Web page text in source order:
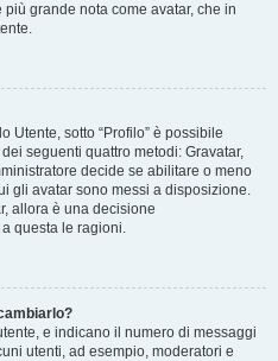
più grande nota come avatar, che in
Utente, sotto “Profilo” è possibile
seguenti quattro metodi: Gravatar,
decide se abilitare o meno
gli avatar sono messi a disposizione.
allora è una decisione
questa le ragioni.
e indicano il numero di messaggi
utenti, ad esempio, moderatori e